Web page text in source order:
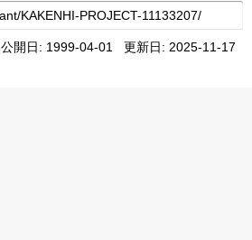
公開日: 1999-04-01 更新日: 2025-11-17